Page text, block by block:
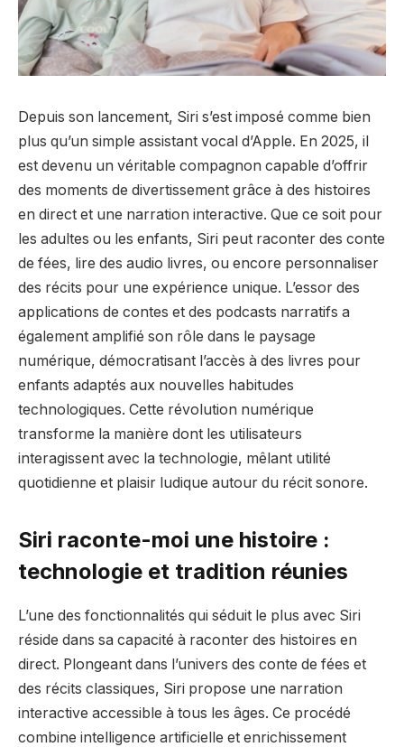
Depuis son lancement, Siri s’est imposé comme bien
plus qu’un simple assistant vocal d’Apple. En 2025, il
est devenu un véritable compagnon capable d’offrir
des moments de divertissement grâce à des histoires
en direct et une narration interactive. Que ce soit pour
les adultes ou les enfants, Siri peut raconter des conte
de fées, lire des audio livres, ou encore personnaliser
des récits pour une expérience unique. L’essor des
applications de contes et des podcasts narratifs a
également amplifié son rôle dans le paysage
numérique, démocratisant l’accès à des livres pour
enfants adaptés aux nouvelles habitudes
technologiques. Cette révolution numérique
transforme la manière dont les utilisateurs
interagissent avec la technologie, mêlant utilité
quotidienne et plaisir ludique autour du récit sonore.
Siri raconte-moi une histoire :
technologie et tradition réunies
L’une des fonctionnalités qui séduit le plus avec Siri
réside dans sa capacité à raconter des histoires en
direct. Plongeant dans l’univers des conte de fées et
des récits classiques, Siri propose une narration
interactive accessible à tous les âges. Ce procédé
combine intelligence artificielle et enrichissement